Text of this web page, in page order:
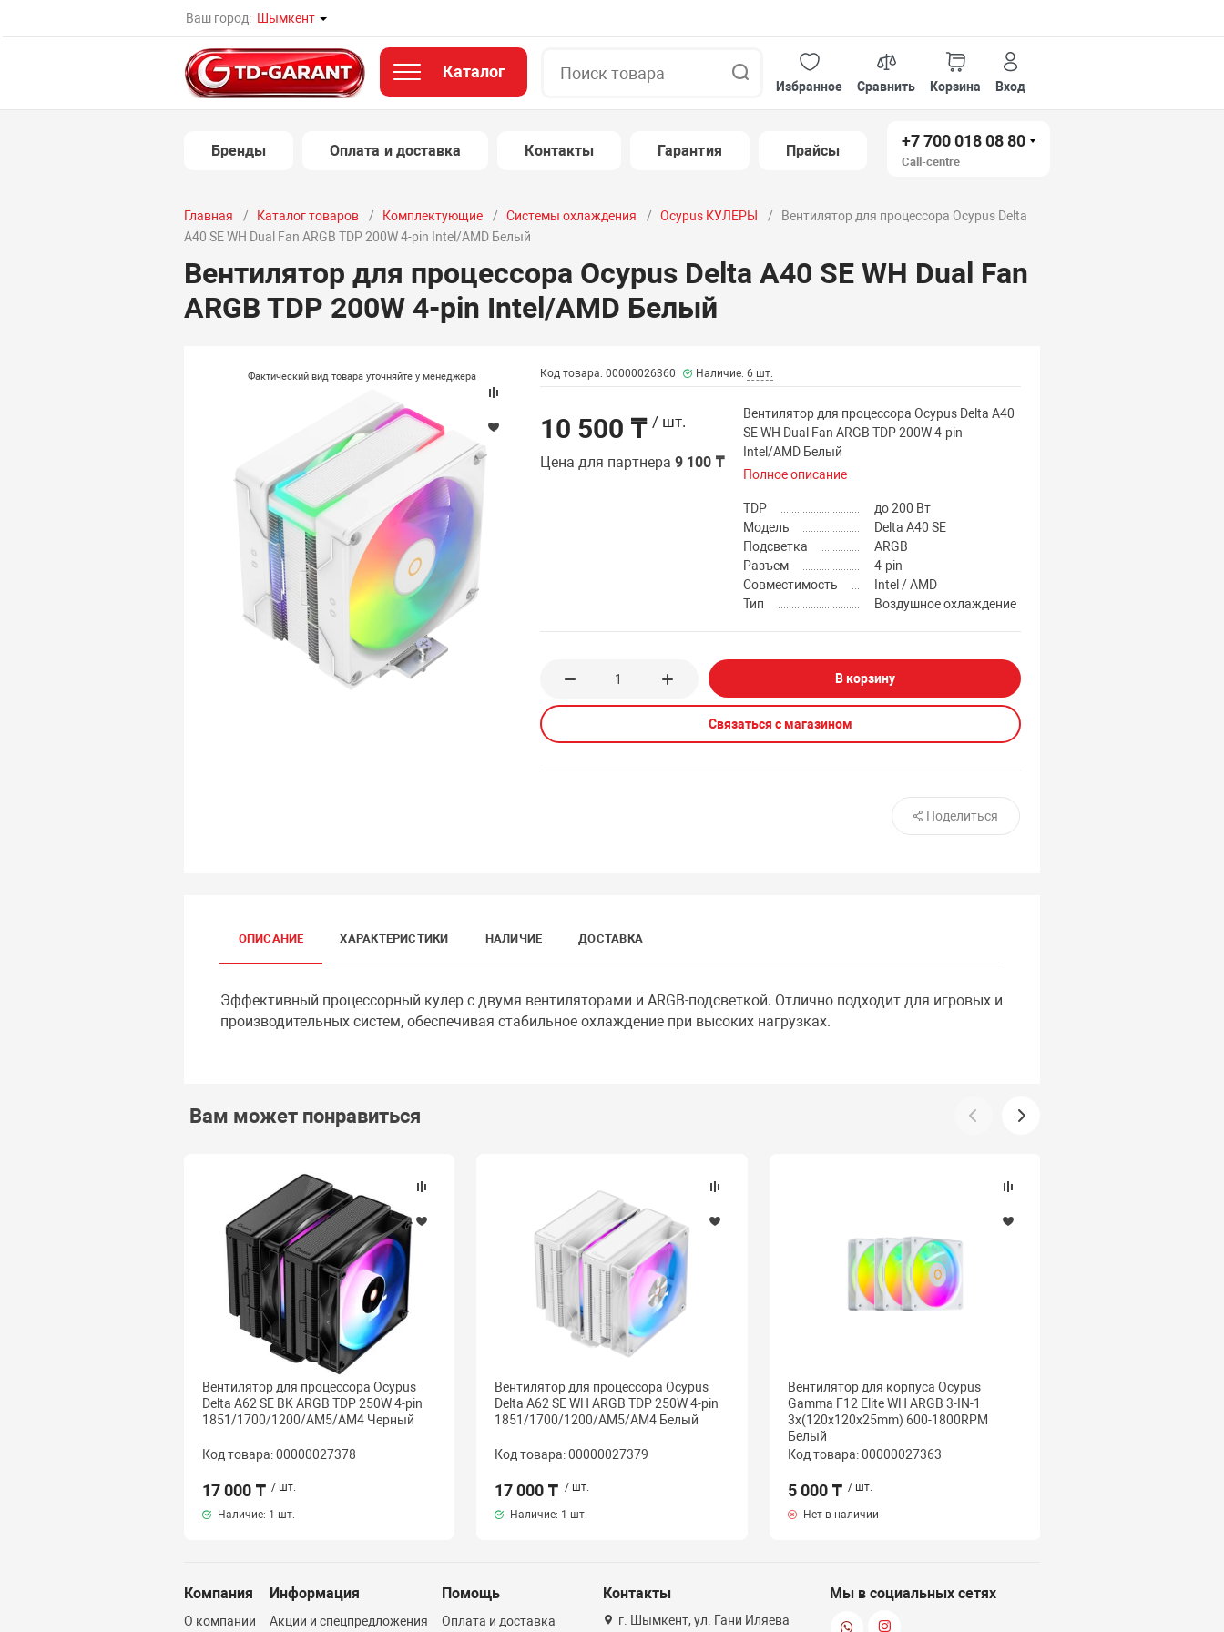
Ваш город: Шымкент
Каталог
Избранное
Сравнить Корзина Вход
Бренды Оплата и доставка Контакты Гарантия Прайсы
+7 700 018 08 80
Call-centre
Главная Каталог товаров Комплектующие Системы охлаждения Ocypus КУЛЕРЫ
Вентилятор для процессора Ocypus Delta
A40 SE WH Dual Fan ARGB TDP 200W 4-pin Intel/AMD Белый
Вентилятор для процессора Ocypus Delta A40 SE WH Dual Fan
ARGB TDP 200W 4-pin Intel/AMD Белый
Фактический вид товара уточняйте у менеджера Код товара: 00000026360 Наличие: 6 шт.
10 500 ₸ / шт.
Цена для партнера9 100 ₸
Вентилятор для процессора Ocypus Delta A40
SE WH Dual Fan ARGB TDP 200W 4-pin
Intel/AMD Белый
Полное описание
TDP
до 200 Вт
Модель
Delta A40 SE
Подсветка
ARGB
Разъем
4-pin
Совместимость
Intel / AMD
Тип
Воздушное охлаждение
В корзину
Связаться с магазином
Поделиться
ОПИСАНИЕ ХАРАКТЕРИСТИКИ НАЛИЧИЕ ДОСТАВКА
Эффективный процессорный кулер с двумя вентиляторами и ARGB-подсветкой. Отлично подходит для игровых и
производительных систем, обеспечивая стабильное охлаждение при высоких нагрузках.
Вам может понравиться
Вентилятор для процессора Ocypus
Delta A62 SE BK ARGB TDP 250W 4-pin
1851/1700/1200/AM5/AM4 Черный
Код товара: 00000027378
17 000 ₸ / шт.
Наличие: 1 шт.
Вентилятор для процессора Ocypus
Delta A62 SE WH ARGB TDP 250W 4-pin
1851/1700/1200/AM5/AM4 Белый
Код товара: 00000027379
17 000 ₸ / шт.
Наличие: 1 шт.
Вентилятор для корпуса Ocypus
Gamma F12 Elite WH ARGB 3-IN-1
3x(120x120x25mm) 600-1800RPM
Белый
Код товара: 00000027363
5 000 ₸ / шт.
Нет в наличии
Компания
О компании
Информация
Акции и спецпредложения
Помощь
Оплата и доставка
Контакты
г. Шымкент, ул. Гани Иляева
Мы в социальных сетях